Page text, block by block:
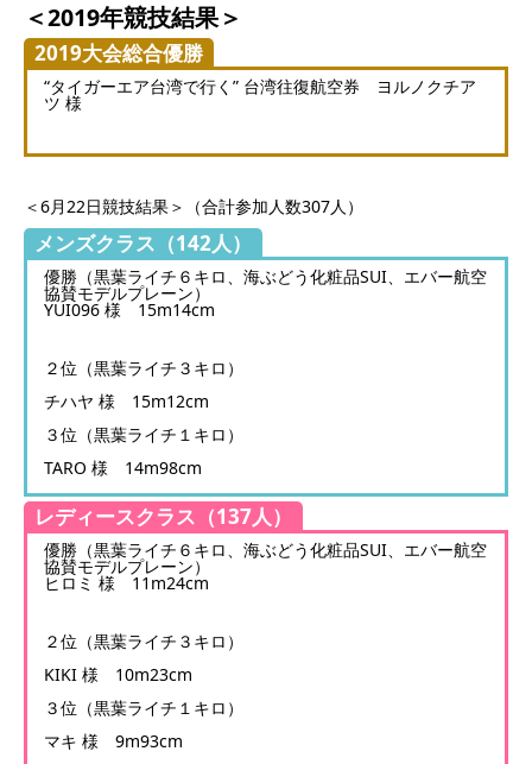
＜2019年競技結果＞
2019大会総合優勝
“タイガーエア台湾で行く” 台湾往復航空券 ヨルノクチア
ツ 様
＜6月22日競技結果＞（合計参加人数307人）
メンズクラス（142人）
優勝（黒葉ライチ６キロ、海ぶどう化粧品SUI、エバー航空
協賛モデルプレーン）
YUI096 様 15m14cm
２位（黒葉ライチ３キロ）
チハヤ 様 15m12cm
３位（黒葉ライチ１キロ）
TARO 様 14m98cm
レディースクラス（137人）
優勝（黒葉ライチ６キロ、海ぶどう化粧品SUI、エバー航空
協賛モデルプレーン）
ヒロミ 様 11m24cm
２位（黒葉ライチ３キロ）
KIKI 様 10m23cm
３位（黒葉ライチ１キロ）
マキ 様 9m93cm